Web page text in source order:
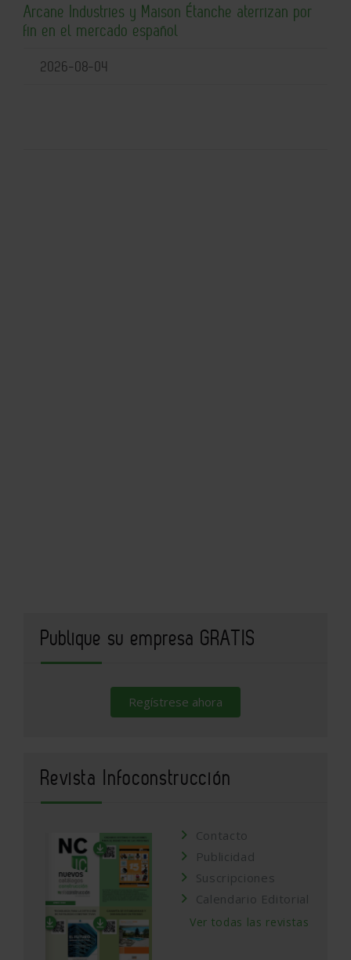
Arcane Industries y Maison Étanche aterrizan por
fin en el mercado español
2026-08-04
Publique su empresa GRATIS
Regístrese ahora
Revista Infoconstrucción
Contacto
Publicidad
Suscripciones
Calendario Editorial
Ver todas las revistas